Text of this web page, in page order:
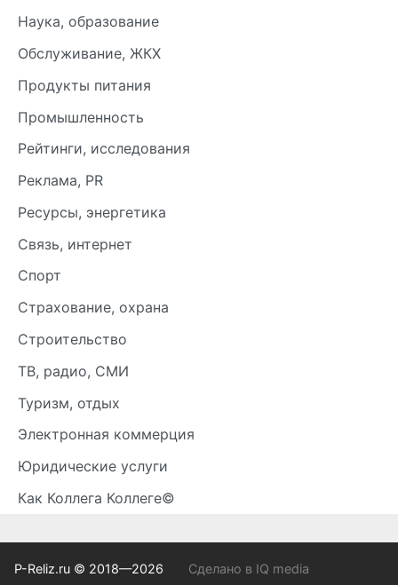
Наука, образование
Обслуживание, ЖКХ
Продукты питания
Промышленность
Рейтинги, исследования
Реклама, PR
Ресурсы, энергетика
Связь, интернет
Спорт
Страхование, охрана
Строительство
ТВ, радио, СМИ
Туризм, отдых
Электронная коммерция
Юридические услуги
Как Коллега Коллеге©
P-Reliz.ru © 2018—2026
Сделано в IQ media